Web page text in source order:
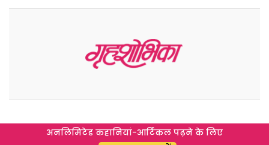
अनलिमिटेड कहानियां-आर्टिकल पढ़ने के लिए